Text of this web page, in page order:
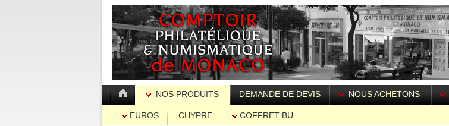
NOS PRODUITS DEMANDE DE DEVIS NOUS ACHETONS
EUROS CHYPRE COFFRET BU